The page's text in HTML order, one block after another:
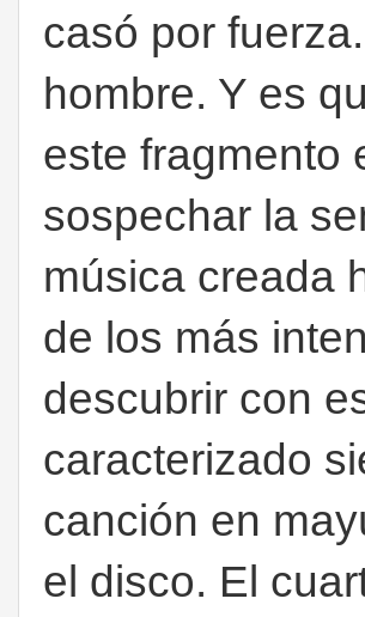
casó por
hombre. Y es
este fragmento
sospechar la
música creada
de los más
descubrir con
caracterizado
canción en
el disco. El